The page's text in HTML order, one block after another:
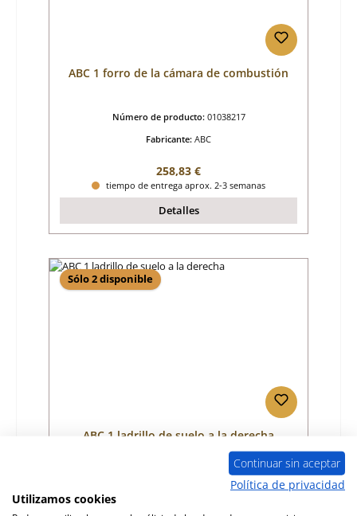
ABC 1 forro de la cámara de combustión
Número de producto: 01038217
Fabricante: ABC
Precio normal:
258,83 €
tiempo de entrega aprox. 2-3 semanas
Detalles
Sólo 2 disponible
ABC 1 ladrillo de suelo a la derecha
01037768
Continuar sin aceptar
Política de privacidad
Utilizamos cookies